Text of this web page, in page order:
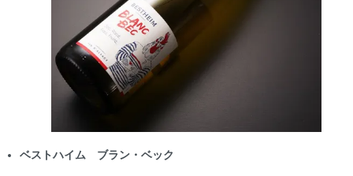
ベストハイム ブラン・ベック